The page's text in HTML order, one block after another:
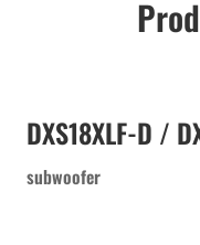
DXS18XLF-D /
subwoofer